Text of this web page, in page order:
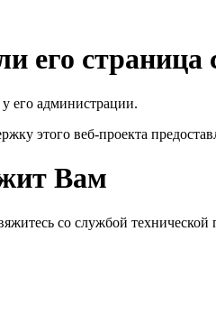
его
его администрации.
этого веб-проекта
Вам
со службой технической